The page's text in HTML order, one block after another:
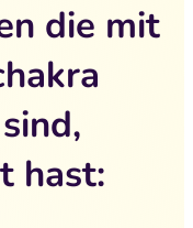
die mit
hast: